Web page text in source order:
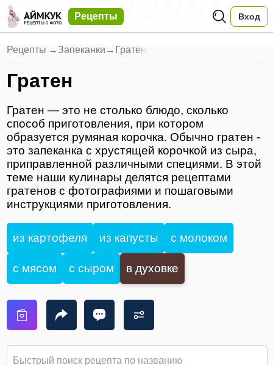
Рецепты Вход
Рецепты → Запеканки → Гратен
Гратен
Гратен — это не столько блюдо, сколько
способ приготовления, при котором
образуется румяная корочка. Обычно гратен -
это запеканка с хрустящей корочкой из сыра,
приправленной различными специями. В этой
теме наши кулинары делятся рецептами
гратенов с фотографиями и пошаговыми
инструкциями приготовления.
из картофеля из капусты с молоком
с мясом с сыром в духовке